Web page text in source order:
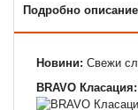
Подробно описание
Новини: Свежи
BRAVO Класация: